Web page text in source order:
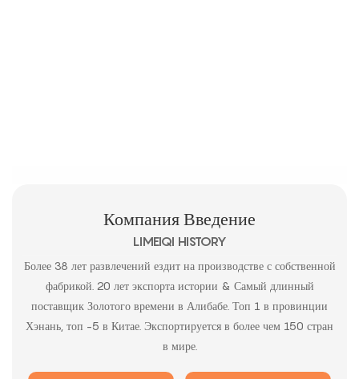
Компания Введение
LIMEIQI HISTORY
Более 38 лет развлечений ездит на производстве с собственной
фабрикой. 20 лет экспорта истории & Самый длинный
поставщик Золотого времени в Алибабе. Топ 1 в провинции
Хэнань, топ -5 в Китае. Экспортируется в более чем 150 стран
в мире.